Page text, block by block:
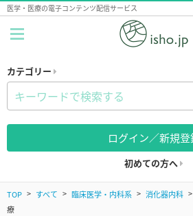
医学・医療の電子コンテンツ配信サービス
カテゴリー
ログイン／新規登
初めての方へ
TOP すべて 臨床医学・内科系 消化器内科
療